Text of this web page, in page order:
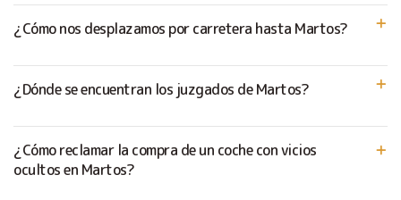
¿Cómo nos desplazamos por carretera hasta Martos?
¿Dónde se encuentran los juzgados de Martos?
¿Cómo reclamar la compra de un coche con vicios
ocultos en Martos?